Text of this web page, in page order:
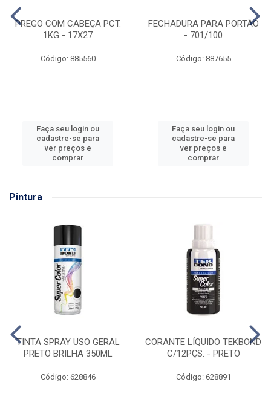
PREGO COM CABEÇA PCT.
1KG - 17X27
Código: 885560
Faça seu login ou
cadastre-se para
ver preços e
comprar
FECHADURA PARA PORTÃO
- 701/100
Código: 887655
Faça seu login ou
cadastre-se para
ver preços e
comprar
Pintura
TINTA SPRAY USO GERAL
PRETO BRILHA 350ML
Código: 628846
CORANTE LÍQUIDO TEKBOND
C/12PÇS. - PRETO
Código: 628891